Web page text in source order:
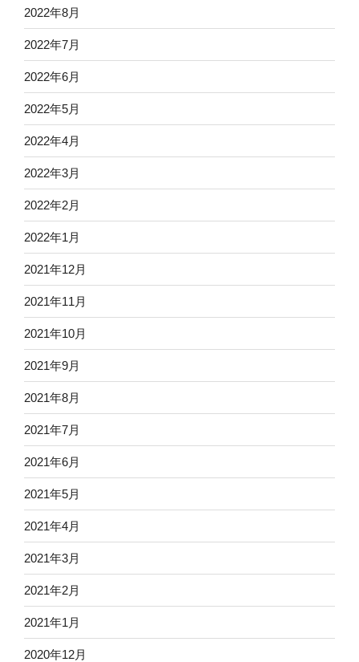
2022年8月
2022年7月
2022年6月
2022年5月
2022年4月
2022年3月
2022年2月
2022年1月
2021年12月
2021年11月
2021年10月
2021年9月
2021年8月
2021年7月
2021年6月
2021年5月
2021年4月
2021年3月
2021年2月
2021年1月
2020年12月